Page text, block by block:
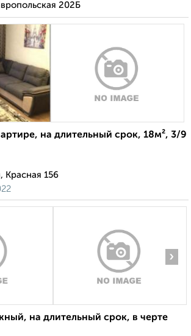
202Б
на длительный срок, 18м², 3/9
Красная 156
›
на длительный срок, в черте